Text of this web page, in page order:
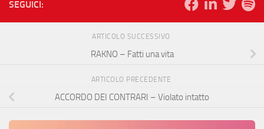
SEGUICI:
ARTICOLO SUCCESSIVO
RAKNO – Fatti una vita
ARTICOLO PRECEDENTE
ACCORDO DEI CONTRARI – Violato intatto